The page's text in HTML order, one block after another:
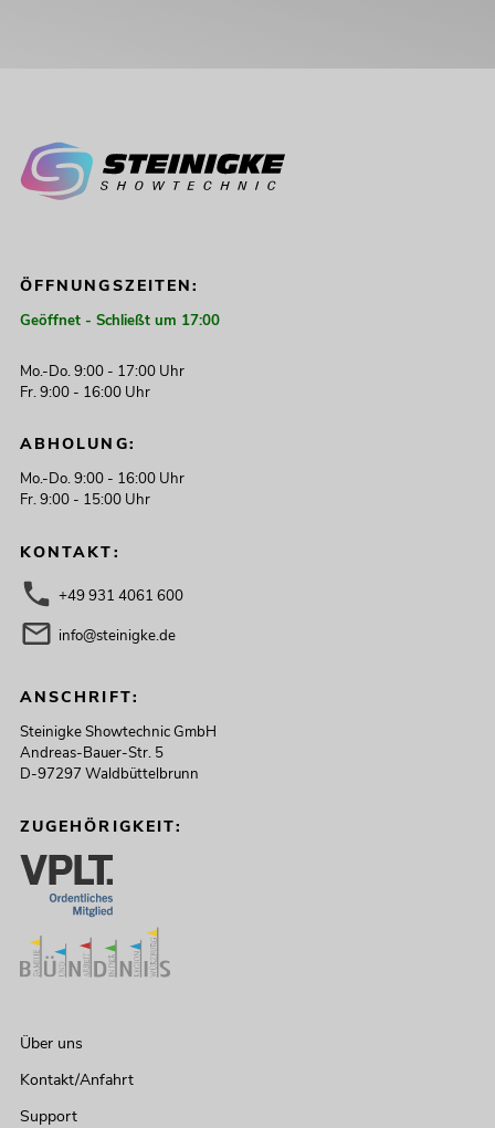
ÖFFNUNGSZEITEN:
Geöffnet - Schließt um 17:00
Mo.-Do. 9:00 - 17:00 Uhr
Fr. 9:00 - 16:00 Uhr
ABHOLUNG:
Mo.-Do. 9:00 - 16:00 Uhr
Fr. 9:00 - 15:00 Uhr
KONTAKT:
+49 931 4061 600
info@steinigke.de
ANSCHRIFT:
Steinigke Showtechnic GmbH
Andreas-Bauer-Str. 5
D-97297 Waldbüttelbrunn
ZUGEHÖRIGKEIT:
Über uns
Kontakt/Anfahrt
Support